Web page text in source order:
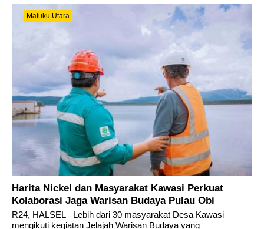
Bupati dan Wabup Pimpin Rapat Persiapan
Masuknya KM Tatamailau di Pelabuhan Tobelo.
kontingen Kabupaten Halmahera Tengah Siap
Bertanding di Pekan Olahraga Pelajar Daerah
(POPDA) XII Maluku Utara Tahun 2026 di
Kabupaten Pulau Morotai.
Power Up: Advanced Charging Solutions and
Maluku Utara
Harita Nickel dan Masyarakat Kawasi Perkuat
Kolaborasi Jaga Warisan Budaya Pulau Obi
R24, HALSEL– Lebih dari 30 masyarakat Desa Kawasi
mengikuti kegiatan Jelajah Warisan Budaya yang